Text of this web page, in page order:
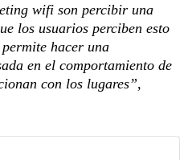
wifi son percibir una
los usuarios perciben esto
hacer una
en el comportamiento de
con los lugares”,